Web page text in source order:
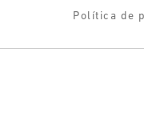
i accepto la Política
DTO + Envío GratisPolítica de